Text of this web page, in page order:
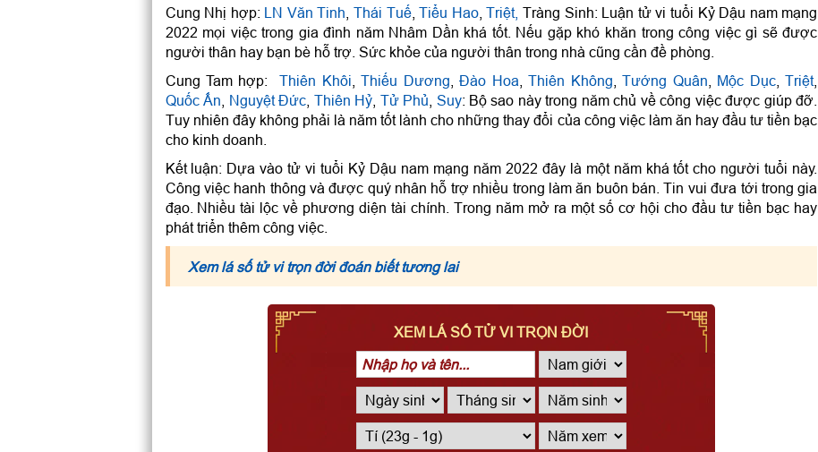
Cung Nhị hợp: LN Văn Tinh ,Thái Tuế,Tiểu Hao,Triệt, Tràng Sinh: Luận tử vi tuổi Kỷ Dậu nam mạng
2022 mọi việc trong gia đình năm Nhâm Dần khá tốt. Nếu gặp khó khăn trong công việc gì sẽ được
người thân hay bạn bè hỗ trợ. Sức khỏe của người thân trong nhà cũng cần đề phòng.
Cung Tam hợp:Thiên Khôi ,Thiếu Dương ,Đào Hoa ,Thiên Không ,Tướng Quân Mộc Dục,Triệt,
Quốc Ấn
Nguyệt Đức Thiên Hỷ Tử Phủ Suy: Bộ sao này trong năm chủ về công việc được giúp đỡ.
Tuy nhiên đây không phải là năm tốt lành cho những thay đổi của công việc làm ăn hay đầu tư tiền bạc
cho kinh doanh.
Kết luận: Dựa vào tử vi tuổi Kỷ Dậu nam mạng năm 2022 đây là một năm khá tốt cho người tuổi này.
Công việc hanh thông và được quý nhân hỗ trợ nhiều trong làm ăn buôn bán. Tin vui đưa tới trong gia
đạo. Nhiều tài lộc về phương diện tài chính. Trong năm mở ra một số cơ hội cho đầu tư tiền bạc hay
phát triển thêm công việc.
Xem lá số tử vi trọn đời đoán biết tương lai
XEM LÁ SỐ TỬ VI TRỌN ĐỜI